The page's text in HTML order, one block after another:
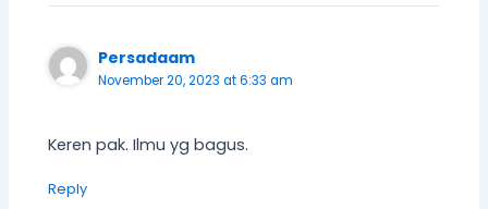
Persadaam
November 20, 2023 at 6:33 am
Keren pak. Ilmu yg bagus.
Reply